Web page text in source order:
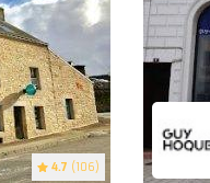
4.7 (106)